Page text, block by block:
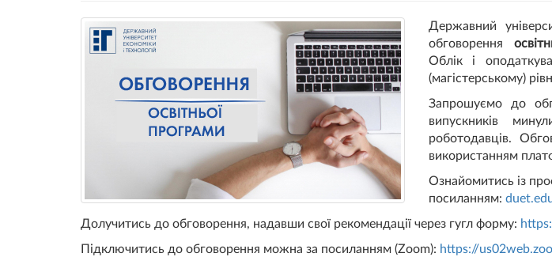
Державний
обговорення
Облік і
(магістерському)
Запрошуємо до
випускників
роботодавців.
використанням
Ознайомитись із
посиланням:
Долучитись до обговорення, надавши свої рекомендації через гугл форму:
Підключитись до обговорення можна за посиланням (Zoom): https://